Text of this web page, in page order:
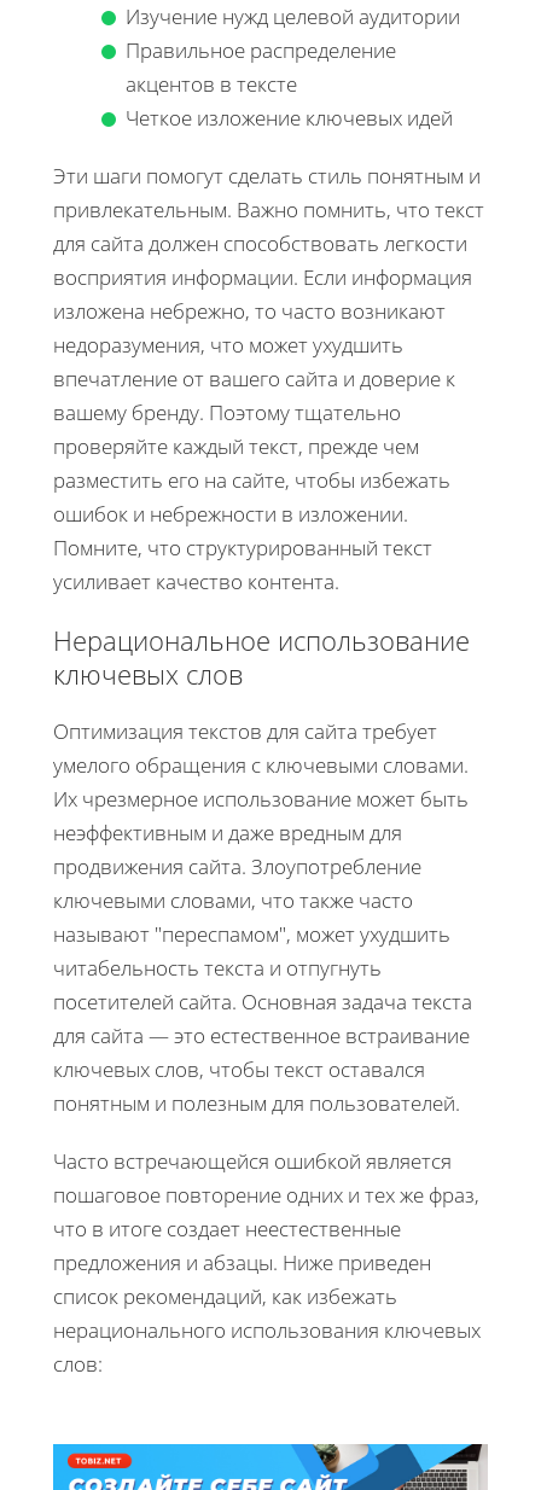
Изучение нужд целевой аудитории
Правильное распределение
акцентов в тексте
Четкое изложение ключевых идей
Эти шаги помогут сделать стиль понятным и
привлекательным. Важно помнить, что текст
для сайта должен способствовать легкости
восприятия информации. Если информация
изложена небрежно, то часто возникают
недоразумения, что может ухудшить
впечатление от вашего сайта и доверие к
вашему бренду. Поэтому тщательно
проверяйте каждый текст, прежде чем
разместить его на сайте, чтобы избежать
ошибок и небрежности в изложении.
Помните, что структурированный текст
усиливает качество контента.
Нерациональное использование
ключевых слов
Оптимизация текстов для сайта требует
умелого обращения с ключевыми словами.
Их чрезмерное использование может быть
неэффективным и даже вредным для
продвижения сайта. Злоупотребление
ключевыми словами, что также часто
называют "переспамом", может ухудшить
читабельность текста и отпугнуть
посетителей сайта. Основная задача текста
для сайта — это естественное встраивание
ключевых слов, чтобы текст оставался
понятным и полезным для пользователей.
Часто встречающейся ошибкой является
пошаговое повторение одних и тех же фраз,
что в итоге создает неестественные
предложения и абзацы. Ниже приведен
список рекомендаций, как избежать
нерационального использования ключевых
слов: